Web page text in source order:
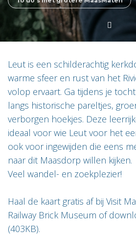
Leut is een schilderachtig
warme sfeer en rust van het
volop ervaart. Ga tijdens je
langs historische pareltjes,
verborgen hoekjes. Deze
ideaal voor wie Leut voor het
ook voor ingewijden die eens
naar dit Maasdorp willen kijken.
Veel wandel- en zoekplezier!
Haal de kaart gratis af bij Visit
Railway Brick Museum of
(403KB).